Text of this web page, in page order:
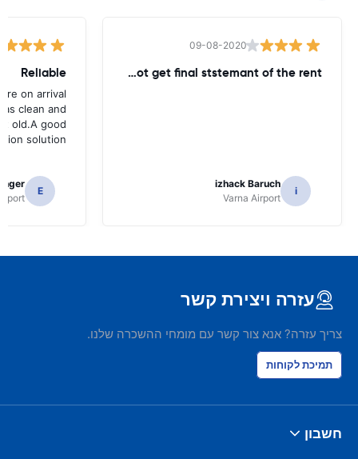
09-08-2020
until today - did not get final ststemant of the rent !!
i
izhack Baruch
Varna Airport
Reliable
on arrival
clean and
old.A good
solution
E
עזרה ויצירת קשר
צריך עזרה? אנא צור קשר עם מומחי ההשכרה שלנו.
תמיכת לקוחות
חשבון